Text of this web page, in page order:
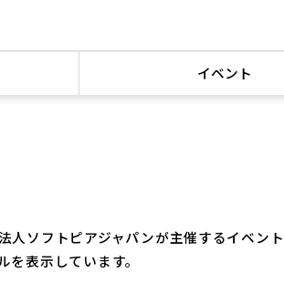
イベント
人ソフトピアジャパンが主催するイベン
を表示しています。